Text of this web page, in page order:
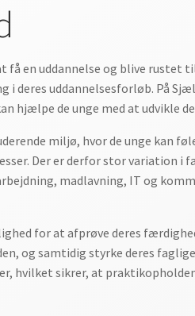
en uddannelse og blive rustet
deres uddannelsesforløb. På
hjælpe de unge med at udvikle
miljø, hvor de unge kan
Der er derfor stor variation i
madlavning, IT og
for at afprøve deres
og samtidig styrke deres
hvilket sikrer, at